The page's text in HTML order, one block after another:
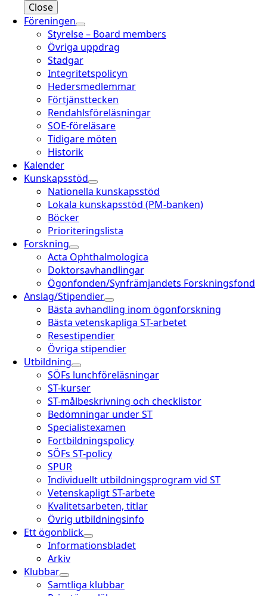
Close
Föreningen
Styrelse – Board members
Övriga uppdrag
Stadgar
Integritetspolicyn
Hedersmedlemmar
Förtjänsttecken
Rendahlsföreläsningar
SOE-föreläsare
Tidigare möten
Historik
Kalender
Kunskapsstöd
Nationella kunskapsstöd
Lokala kunskapsstöd (PM-banken)
Böcker
Prioriteringslista
Forskning
Acta Ophthalmologica
Doktorsavhandlingar
Ögonfonden/Synfrämjandets Forskningsfond
Anslag/Stipendier
Bästa avhandling inom ögonforskning
Bästa vetenskapliga ST-arbetet
Resestipendier
Övriga stipendier
Utbildning
SÖFs lunchföreläsningar
ST-kurser
ST-målbeskrivning och checklistor
Bedömningar under ST
Specialistexamen
Fortbildningspolicy
SÖFs ST-policy
SPUR
Individuellt utbildningsprogram vid ST
Vetenskapligt ST-arbete
Kvalitetsarbeten, titlar
Övrig utbildningsinfo
Ett ögonblick
Informationsbladet
Arkiv
Klubbar
Samtliga klubbar